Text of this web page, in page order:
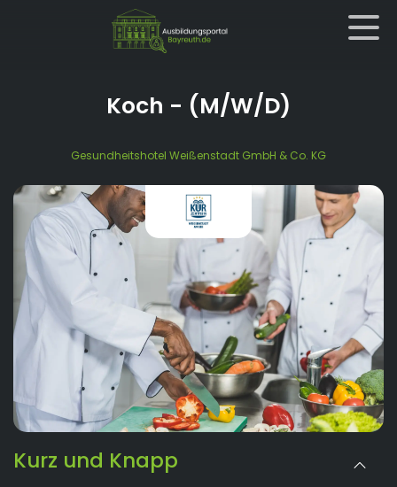
Koch - (M/W/D)
Gesundheitshotel Weißenstadt GmbH & Co. KG
Kurz und Knapp